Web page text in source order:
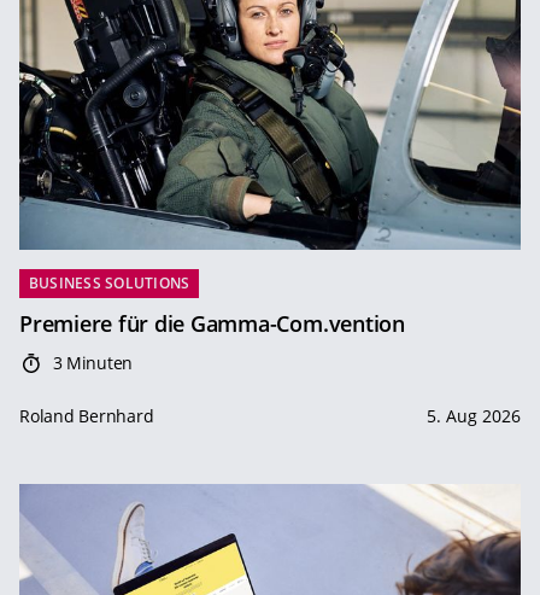
BUSINESS SOLUTIONS
Premiere für die Gamma-Com.vention
3 Minuten
Roland Bernhard 5. Aug 2026